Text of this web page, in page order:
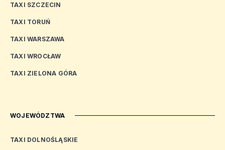
TAXI SZCZECIN
TAXI TORUŃ
TAXI WARSZAWA
TAXI WROCŁAW
TAXI ZIELONA GÓRA
WOJEWÓDZTWA
TAXI DOLNOŚLĄSKIE